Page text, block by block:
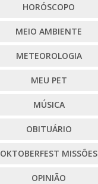
HORÓSCOPO
MEIO AMBIENTE
METEOROLOGIA
MEU PET
MÚSICA
OBITUÁRIO
OKTOBERFEST MISSÕES
OPINIÃO